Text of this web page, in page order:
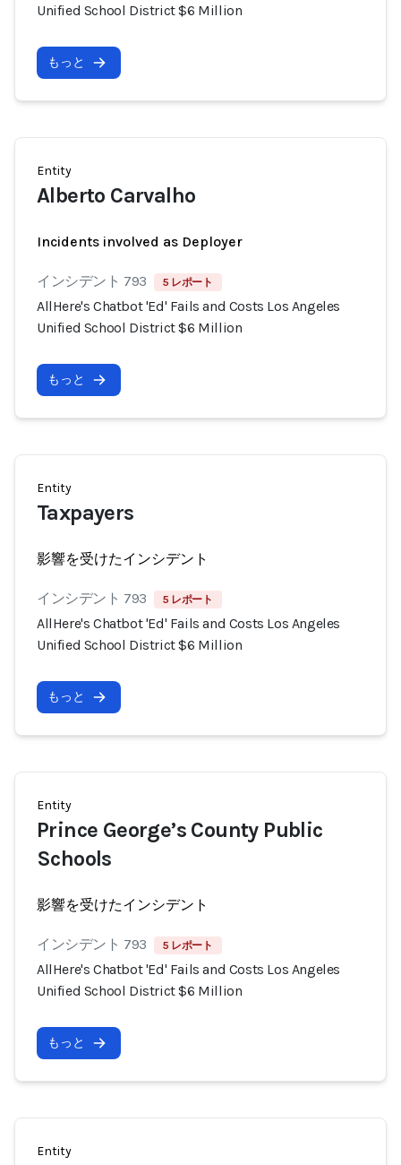
Unified School District $6 Million
もっと
Entity
Alberto Carvalho
Incidents involved as Deployer
インシデント 793 5 レポート
AllHere's Chatbot 'Ed' Fails and Costs Los Angeles
Unified School District $6 Million
もっと
Entity
Taxpayers
影響を受けたインシデント
インシデント 793 5 レポート
AllHere's Chatbot 'Ed' Fails and Costs Los Angeles
Unified School District $6 Million
もっと
Entity
Prince George’s County Public
Schools
影響を受けたインシデント
インシデント 793 5 レポート
AllHere's Chatbot 'Ed' Fails and Costs Los Angeles
Unified School District $6 Million
もっと
Entity